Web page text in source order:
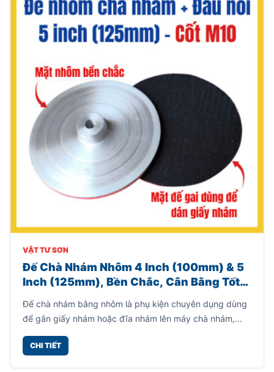
VẬT TƯ SƠN
Đế Chà Nhám Nhôm 4 Inch (100mm) & 5
Inch (125mm), Bền Chắc, Cân Bằng Tốt,
Đế chà nhám bằng nhôm là phụ kiện chuyên dụng dùng
để gắn giấy nhám hoặc đĩa nhám lên máy chà nhám,
CHI TIẾT